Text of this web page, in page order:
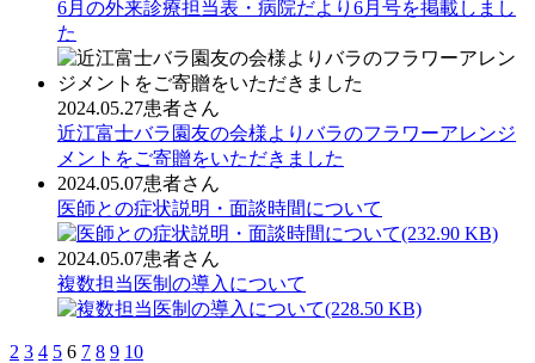
6月の外来診療担当表・病院だより6月号を掲載しまし
た
2024.05.27患者さん
近江富士バラ園友の会様よりバラのフラワーアレンジ
メントをご寄贈をいただきました
2024.05.07患者さん
医師との症状説明・面談時間について
(232.90 KB)
2024.05.07患者さん
複数担当医制の導入について
(228.50 KB)
2 3 4 5 6 7 8 9 10